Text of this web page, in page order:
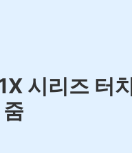
시리즈 터